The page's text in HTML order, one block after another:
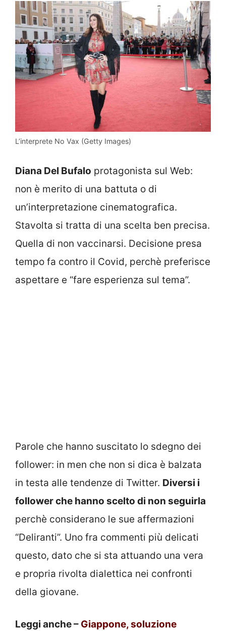
L’interprete No Vax (Getty Images)
Diana Del Bufalo protagonista sul Web:
non è merito di una battuta o di
un’interpretazione cinematografica.
Stavolta si tratta di una scelta ben precisa.
Quella di non vaccinarsi. Decisione presa
tempo fa contro il Covid, perchè preferisce
aspettare e “fare esperienza sul tema”.
Parole che hanno suscitato lo sdegno dei
follower: in men che non si dica è balzata
in testa alle tendenze di Twitter. Diversi i
follower che hanno scelto di non seguirla
perchè considerano le sue affermazioni
“Deliranti”. Uno fra commenti più delicati
questo, dato che si sta attuando una vera
e propria rivolta dialettica nei confronti
della giovane.
Leggi anche – Giappone, soluzione